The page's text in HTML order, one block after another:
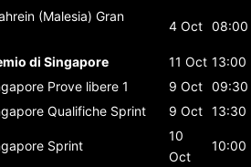
(Malesia) Gran
4 Oct 08:00
di Singapore 11 Oct 13:00
Prove libere 1 9 Oct 09:30
Qualifiche Sprint 9 Oct 13:30
Sprint
10
Oct
10:00